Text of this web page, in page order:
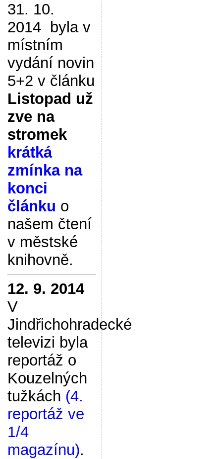
31. 10.
2014 byla v
místním
vydání novin
5+2 v článku
Listopad už
zve na
stromek
krátká
zmínka na
konci
článku o
našem čtení
v městské
knihovně.
12. 9. 2014
V
Jindřichohradecké
televizi byla
reportáž o
Kouzelných
tužkách (4.
reportáž ve
1/4
magazínu).